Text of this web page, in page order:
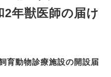
年獣医師の届け
育動物診療施設の開設届